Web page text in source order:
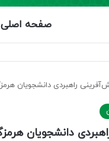
صفحه اصلی
راهبردی دانشجویان
دانشجویان